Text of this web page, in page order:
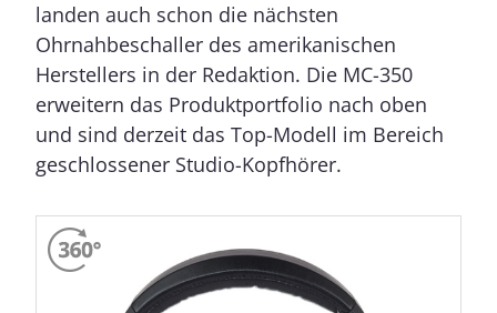
landen auch schon die nächsten
Ohrnahbeschaller des amerikanischen
Herstellers in der Redaktion. Die MC-350
erweitern das Produktportfolio nach oben
und sind derzeit das Top-Modell im Bereich
geschlossener Studio-Kopfhörer.